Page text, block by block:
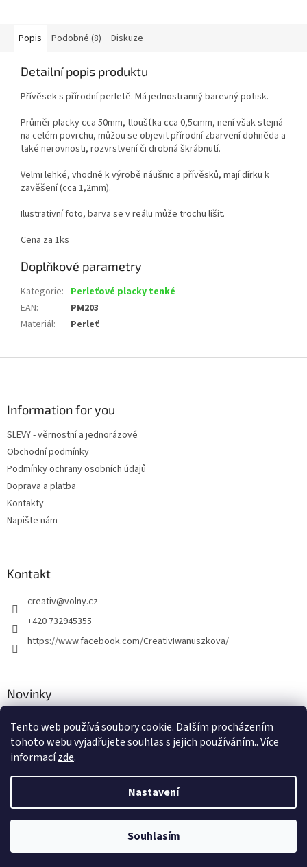
Tento web používá soubory cookie. Dalším procházením
tohoto webu vyjadřujete souhlas s jejich používáním.. Více
informacízde.
Nastavení
Souhlasím
Popis Podobné (8) Diskuze
Detailní popis produktu
Přívěsek s přírodní perletě. Má jednostranný barevný potisk.
Průměr placky cca 50mm, tloušťka cca 0,5cmm, není však stejná
na celém povrchu, můžou se objevit přírodní zbarvení dohněda a
také nerovnosti, rozvrstvení či drobná škrábnutí.
Velmi lehké, vhodné k výrobě náušnic a přívěsků, mají dírku k
zavěšení (cca 1,2mm).
Ilustrativní foto, barva se v reálu může trochu lišit.
Cena za 1ks
Doplňkové parametry
Kategorie: Perleťové placky tenké
EAN:
PM203
Materiál: Perleť
Information for you
SLEVY - věrnostní a jednorázové
Obchodní podmínky
Podmínky ochrany osobních údajů
Doprava a platba
Kontakty
Napište nám
Kontakt
creativ@volny.cz
+420 732945355
https://www.facebook.com/CreativIwanuszkova/
Novinky
30.8.2018
Vytvořil Shoptet
Creativ. Všechna práva vyhrazena.